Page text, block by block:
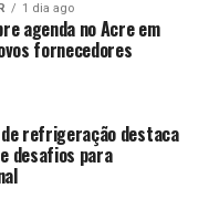
1 dia ago
agenda no Acre em
fornecedores
refrigeração destaca
desafios para